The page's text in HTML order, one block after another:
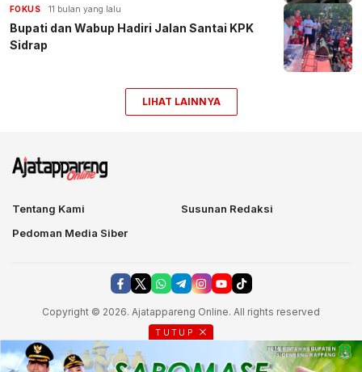
FOKUS 11 bulan yang lalu
Bupati dan Wabup Hadiri Jalan Santai KPK
Sidrap
LIHAT LAINNYA
Tentang Kami
Susunan Redaksi
Pedoman Media Siber
Copyright © 2026. Ajatappareng Online. All rights reserved
TUTUP